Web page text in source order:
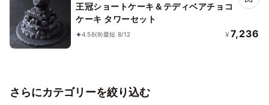
王冠ショートケーキ＆テディベアチョコ
ケーキ タワーセット
4.56(9)最短 8/12 ¥ 7,236
さらにカテゴリーを絞り込む